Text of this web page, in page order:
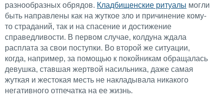
разнообразных обрядов. Кладбищенские ритуалы могли
быть направлены как на жуткое зло и причинение кому-
то страданий, так и на спасение и достижение
справедливости. В первом случае, колдуна ждала
расплата за свои поступки. Во второй же ситуации,
когда, например, за помощью к покойникам обращалась
девушка, ставшая жертвой насильника, даже самая
жуткая и жестокая месть не накладывала никакого
негативного отпечатка на ее жизнь.